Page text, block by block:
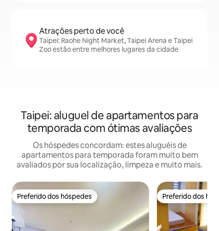
Atrações perto de você
Taipei: Raohe Night Market, Taipei Arena e Taipei
Zoo estão entre melhores lugares da cidade
Taipei: aluguel de apartamentos para
temporada com ótimas avaliações
Os hóspedes concordam: estes aluguéis de
apartamentos para temporada foram muito bem
avaliados por sua localização, limpeza e muito mais.
Preferido dos hóspedes
Preferido dos hóspedes Preferido dos
Preferido dos